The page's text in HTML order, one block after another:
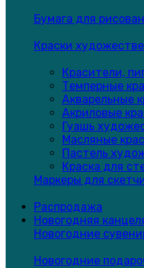
Бумага для
Краски
Красители,
Темперные
Акварельные
Акриловые
Гуашь
Масляные
Пастель
Краска для
Маркеры для
Распродажа
Новогодняя
Новогодние
Новогодние